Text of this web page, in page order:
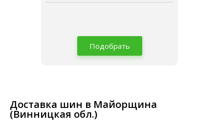
Подобрать
Доставка шин в Майорщина
(Винницкая обл.)